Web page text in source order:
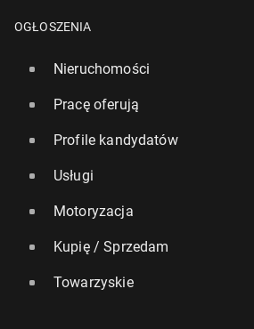
OGŁOSZENIA
Nieruchomości
Pracę oferują
Profile kandydatów
Usługi
Motoryzacja
Kupię / Sprzedam
Towarzyskie